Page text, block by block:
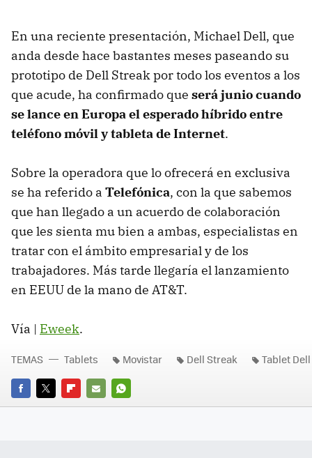
En una reciente presentación, Michael Dell, que
anda desde hace bastantes meses paseando su
prototipo de Dell Streak por todo los eventos a los
que acude, ha confirmado que será junio cuando
se lance en Europa el esperado híbrido entre
teléfono móvil y tableta de Internet.
Sobre la operadora que lo ofrecerá en exclusiva
se ha referido a Telefónica, con la que sabemos
que han llegado a un acuerdo de colaboración
que les sienta mu bien a ambas, especialistas en
tratar con el ámbito empresarial y de los
trabajadores. Más tarde llegaría el lanzamiento
en EEUU de la mano de AT&T.
Vía | Eweek.
FACEBOOK
TWITTERFLIPBOARD
E-
WHATSAPP
TEMAS Tablets Movistar Dell Streak Tablet Dell